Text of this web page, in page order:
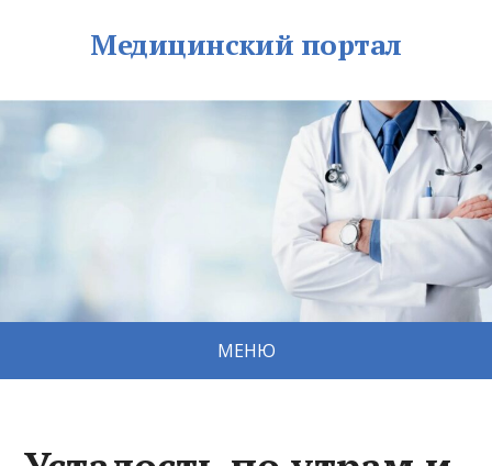
Медицинский портал
МЕНЮ